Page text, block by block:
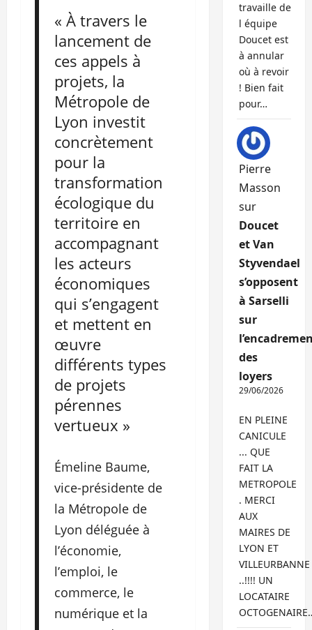
« À travers le
lancement de
ces appels à
projets, la
Métropole de
Lyon investit
concrètement
pour la
transformation
écologique du
territoire en
accompagnant
les acteurs
économiques
qui s’engagent
et mettent en
œuvre
différents types
de projets
pérennes
vertueux »
Émeline Baume,
vice-présidente de
la Métropole de
Lyon déléguée à
l’économie,
l’emploi, le
commerce, le
numérique et la
travaille de
l équipe
Doucet est
à annular
où à revoir
! Bien fait
pour…
Pierre
Masson
sur
Doucet
et Van
Styvendael
s’opposent
à Sarselli
sur
des
loyers
29/06/2026
EN PLEINE
CANICULE
... QUE
FAIT LA
METROPOLE
. MERCI
AUX
MAIRES DE
LYON ET
VILLEURBANNE
..!!!! UN
LOCATAIRE